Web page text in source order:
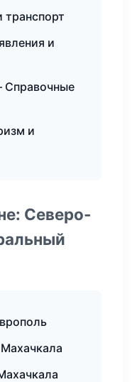
и
Справочные
и
Северо-